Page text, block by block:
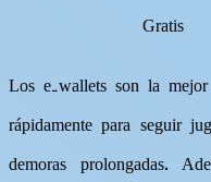
Gratis
Los e‑wallets son la
rápidamente para seguir
demoras prolongadas​.